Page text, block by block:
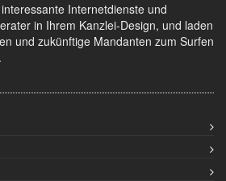
Internetdienste und
in Ihrem Kanzlei-Design, und laden
und zukünftige Mandanten zum Surfen